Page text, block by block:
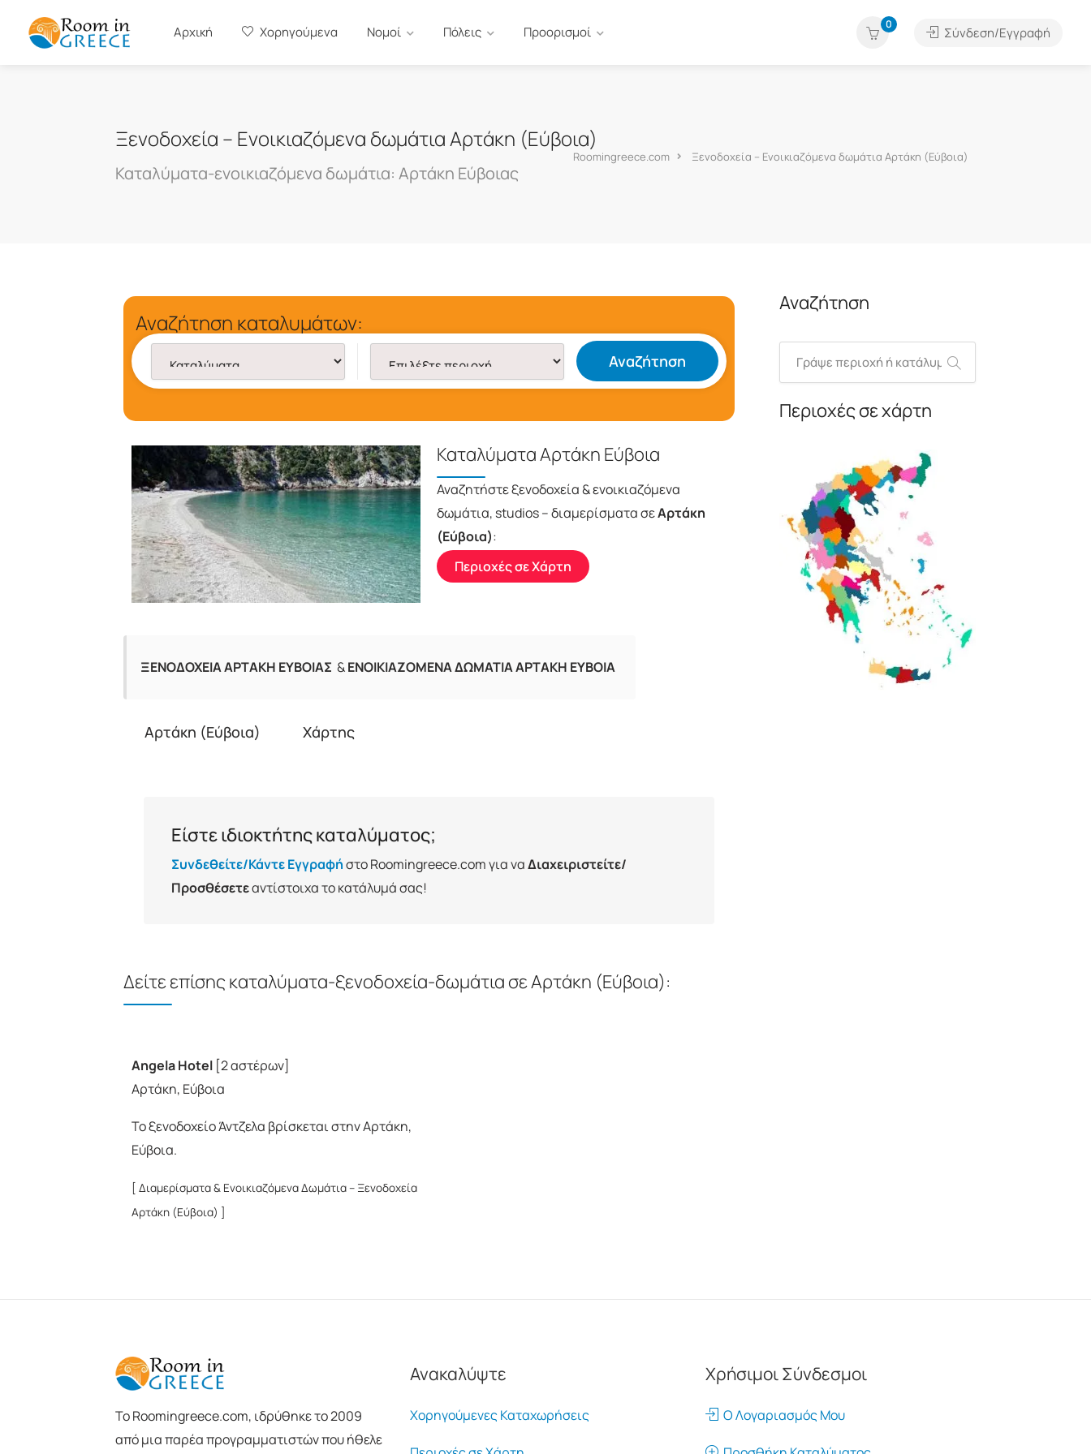
Αρχική Χορηγούμενα Νομοί Πόλεις Προορισμοί 0
Σύνδεση/Εγγραφή
Ξενοδοχεία – Ενοικιαζόμενα δωμάτια Αρτάκη (Εύβοια)
Καταλύματα-ενοικιαζόμενα δωμάτια: Αρτάκη Εύβοιας
Roomingreece.com Ξενοδοχεία – Ενοικιαζόμενα δωμάτια Αρτάκη (Εύβοια)
Αναζήτηση καταλυμάτων:
Αναζήτηση
Καταλύματα Αρτάκη Εύβοια
Αναζητήστε ξενοδοχεία & ενοικιαζόμενα
δωμάτια, studios – διαμερίσματα σεΑρτάκη
(Εύβοια):
Περιοχές σε Χάρτη
ΞΕΝΟΔΟΧΕΙΑ ΑΡΤΑΚΗ ΕΥΒΟΙΑΣ &ΕΝΟΙΚΙΑΖΟΜΕΝΑ ΔΩΜΑΤΙΑ ΑΡΤΑΚΗ ΕΥΒΟΙΑ
Αρτάκη (Εύβοια) Χάρτης
Είστε ιδιοκτήτης καταλύματος;
Συνδεθείτε/Κάντε Εγγραφήστο Roomingreece.com για ναΔιαχειριστείτε/
Προσθέσετεαντίστοιχα το κατάλυμά σας!
Δείτε επίσης καταλύματα-ξενοδοχεία-δωμάτια σε Αρτάκη (Εύβοια):
Angela Hotel [2 αστέρων]
Αρτάκη, Εύβοια
Το ξενοδοχείο Άντζελα βρίσκεται στην Αρτάκη,
Εύβοια.
[ Διαμερίσματα & Ενοικιαζόμενα Δωμάτια – Ξενοδοχεία
Αρτάκη (Εύβοια) ]
Αναζήτηση
Περιοχές σε χάρτη
To Roomingreece.com, ιδρύθηκε το 2009
από μια παρέα προγραμματιστών που ήθελε
Ανακαλύψτε
Χορηγούμενες Καταχωρήσεις
Χρήσιμοι Σύνδεσμοι
Ο Λογαριασμός Μου